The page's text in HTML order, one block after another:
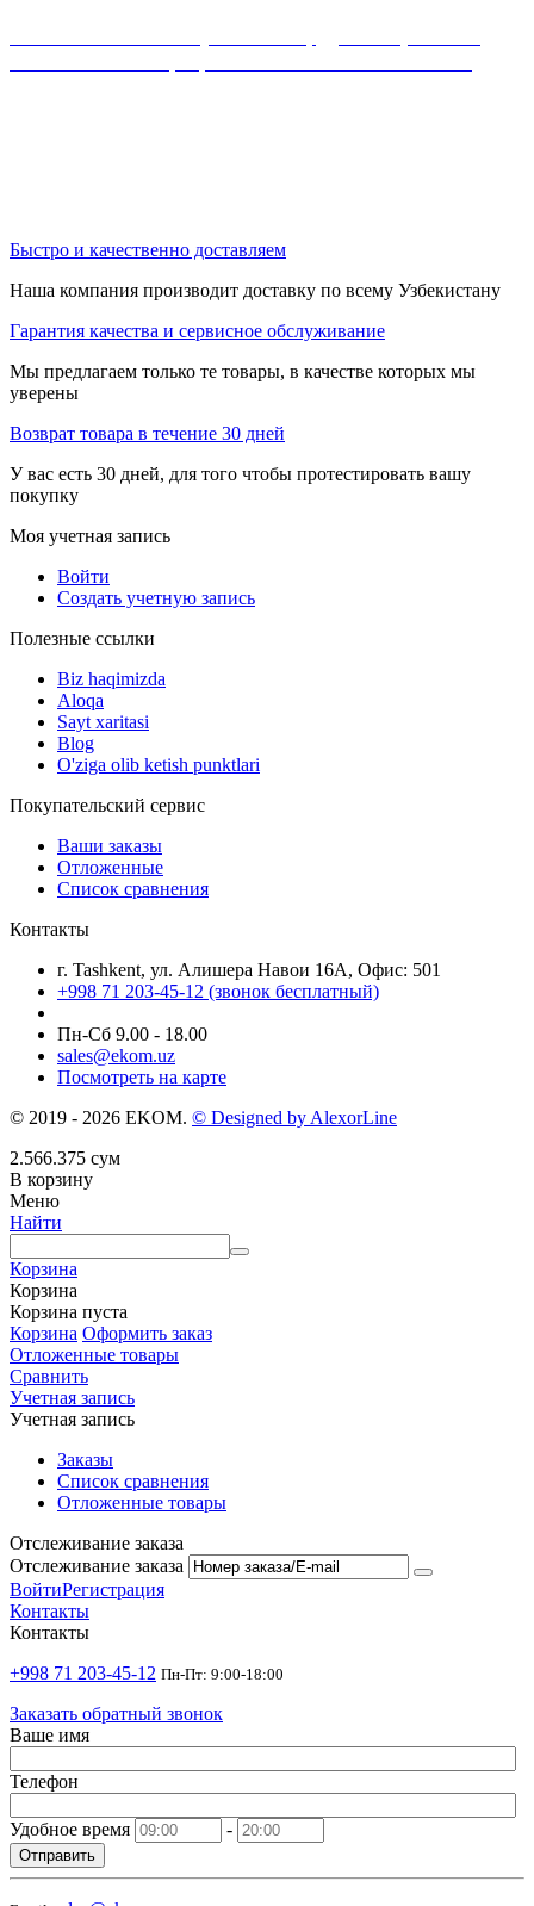
Быстро и качественно доставляем
Наша компания производит доставку по всему Узбекистану
Гарантия качества и сервисное обслуживание
Мы предлагаем только те товары, в качестве которых мы
уверены
Возврат товара в течение 30 дней
У вас есть 30 дней, для того чтобы протестировать вашу
покупку
Моя учетная запись
Войти
Создать учетную запись
Полезные ссылки
Biz haqimizda
Aloqa
Sayt xaritasi
Blog
O'ziga olib ketish punktlari
Покупательский сервис
Ваши заказы
Отложенные
Список сравнения
Контакты
г. Tashkent, ул. Алишера Навои 16А, Офис: 501
+998 71 203-45-12 (звонок бесплатный)
Пн-Cб 9.00 - 18.00
sales@ekom.uz
Посмотреть на карте
© 2019 - 2026 EKOM. © Designed by AlexorLine
2.566.375 сум
В корзину
Меню
Найти
Корзина
Корзина
Корзина пуста
Корзина Оформить заказ
Отложенные товары
Сравнить
Учетная запись
Учетная запись
Заказы
Список сравнения
Отложенные товары
Отслеживание заказа
Отслеживание заказа
ВойтиРегистрация
Контакты
Контакты
+998 71 203-45-12 Пн-Пт: 9:00-18:00
Заказать обратный звонок
Ваше имя
Телефон
Удобное время -
Отправить